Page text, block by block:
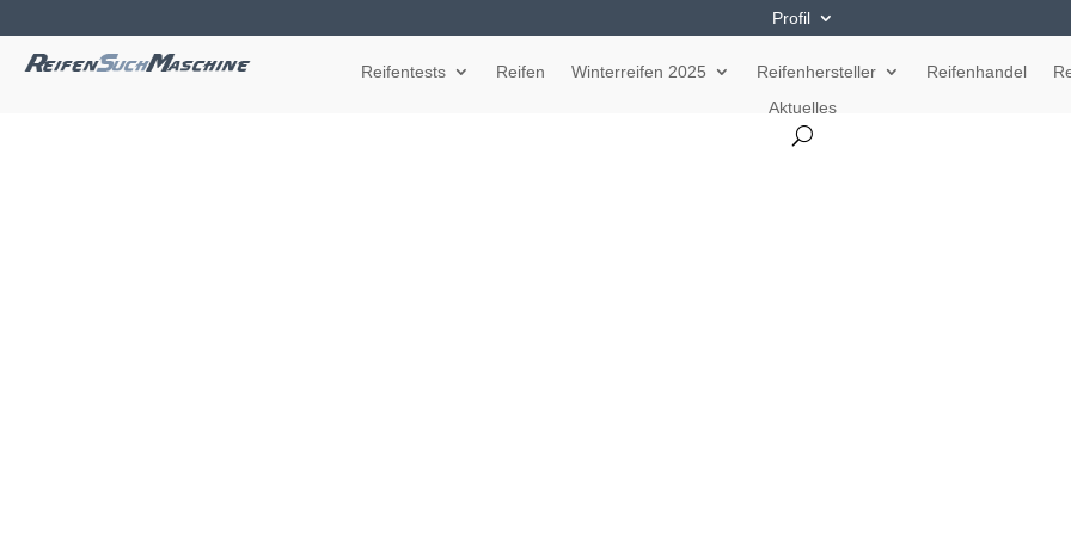
Profil
Reifentests Reifen Winterreifen 2025 Reifenhersteller Reifenhandel
Aktuelles